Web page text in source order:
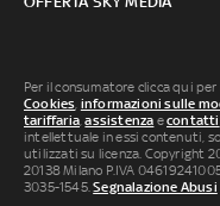
Per il consumatore clicca qui
Cookies, informazioni sulle
tariffaria,assistenza econtatti
intellettuale in essi contenuti,
utilizzati su licenza. Copyright
20138 Milano P.IVA
3035-1545.Segnalazione Abusi